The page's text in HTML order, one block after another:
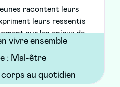
racontent leurs
leurs ressentis
sur les enjeux de
l’adolescence.